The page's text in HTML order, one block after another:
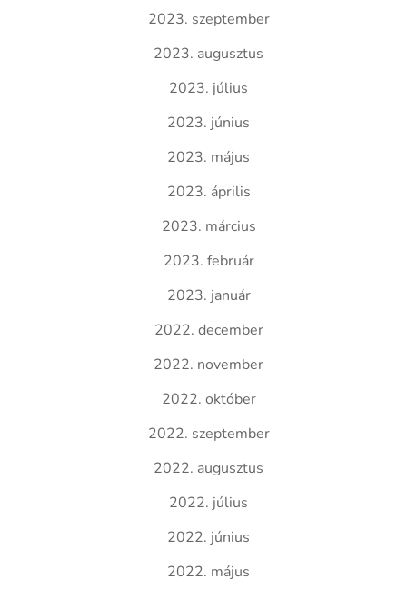
2023. szeptember
2023. augusztus
2023. július
2023. június
2023. május
2023. április
2023. március
2023. február
2023. január
2022. december
2022. november
2022. október
2022. szeptember
2022. augusztus
2022. július
2022. június
2022. május